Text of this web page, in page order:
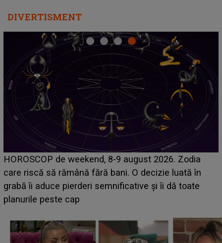
DIVERTISMENT
weekend, 8-9 august 2026. Zodia
fără bani. O decizie luată în
semnificative și îi dă toate
VIDEO"Nu mă
NECREZUT LA
recent LIVE!